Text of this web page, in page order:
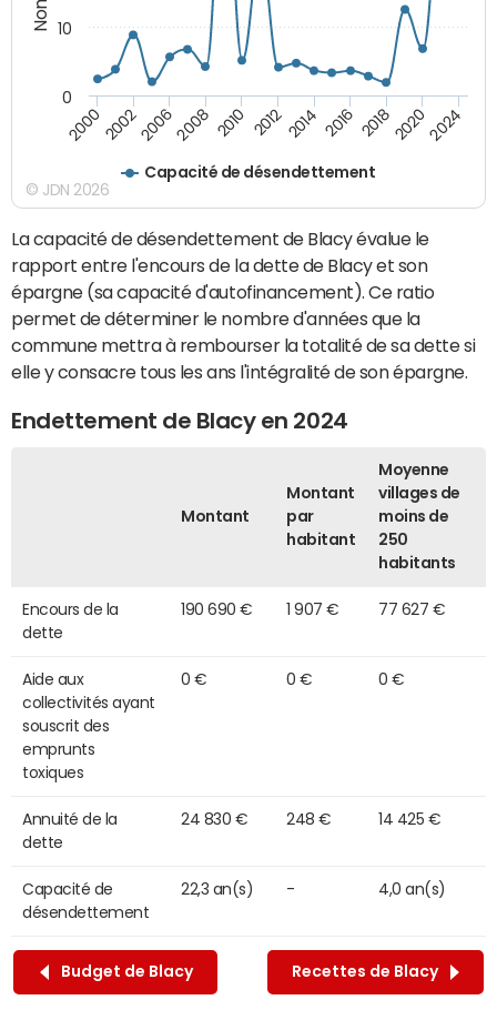
Capacité de désendettement
2000200220062008 2010 2012 2014 2016 201820202024
0
10
© JDN 2026
La capacité de désendettement de Blacy évalue le
rapport entre l'encours de la dette de Blacy et son
épargne (sa capacité d'autofinancement). Ce ratio
permet de déterminer le nombre d'années que la
commune mettra à rembourser la totalité de sa dette si
elle y consacre tous les ans l'intégralité de son épargne.
Endettement de Blacy en 2024
Montant
Montant
par
habitant
Moyenne
villages de
moins de
250
habitants
Encours de la
dette
190 690 € 1 907 € 77 627 €
Aide aux
collectivités ayant
souscrit des
emprunts
toxiques
0 € 0 € 0 €
Annuité de la
dette
24 830 € 248 € 14 425 €
Capacité de
désendettement
22,3 an(s) - 4,0 an(s)
Budget de Blacy Recettes de Blacy